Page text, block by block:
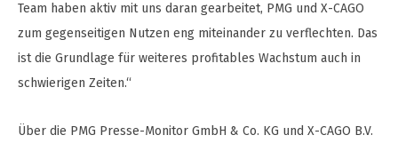
Team haben aktiv mit uns daran gearbeitet, PMG und X-CAGO
zum gegenseitigen Nutzen eng miteinander zu verflechten. Das
ist die Grundlage für weiteres profitables Wachstum auch in
schwierigen Zeiten.“
Über die PMG Presse-Monitor GmbH & Co. KG und X-CAGO B.V.